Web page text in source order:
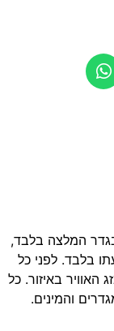
המלצה בלבד,
בלבד. לפני כל
האוויר באיזור. כל
והמינים.